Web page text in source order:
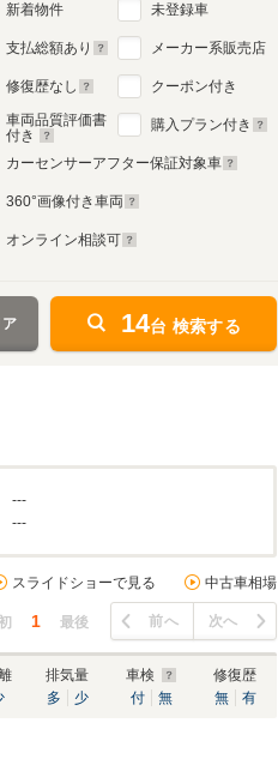
新着物件
支払総額あり
修復歴なし
車両品質評価書
付き
未登録車
メーカー系販売店
クーポン付き
購入プラン付き
カーセンサーアフター保証対象車
360°画像付き車両
オンライン相談可
14台 検索する
---
---
スライドショーで見る 中古車相場
1 最後 前へ 次へ
排気量
多
少
車検
付
無
修復歴
無
有